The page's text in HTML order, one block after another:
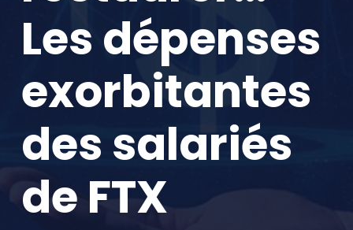
Les dépenses
exorbitantes
des salariés
de FTX